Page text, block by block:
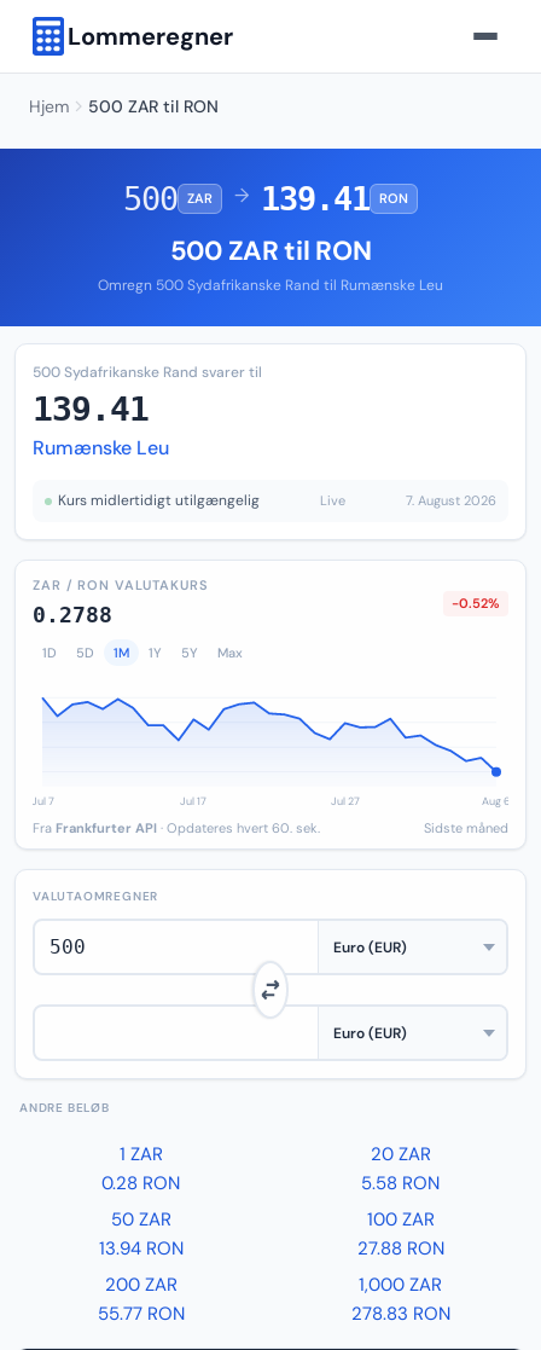
Lommeregner
Hjem 500 ZAR til RON
500 ZAR → 139.41 RON
500 ZAR til RON
Omregn 500 Sydafrikanske Rand til Rumænske Leu
500 Sydafrikanske Rand svarer til
139.41
Rumænske Leu
Kurs midlertidigt utilgængelig Live 7. August 2026
ZAR / RON VALUTAKURS
0.2788 -0.52%
1D 5D 1M 1Y 5Y Max
Fra Frankfurter API · Opdateres hvert 60. sek. Sidste måned
VALUTAOMREGNER
ANDRE BELØB
1 ZAR
0.28 RON
20 ZAR
5.58 RON
50 ZAR
13.94 RON
100 ZAR
27.88 RON
200 ZAR
55.77 RON
1,000 ZAR
278.83 RON